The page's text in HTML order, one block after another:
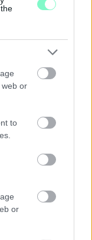
web or
to
or
KELL KÜLÖN
előtt folyósítja a
utalvány